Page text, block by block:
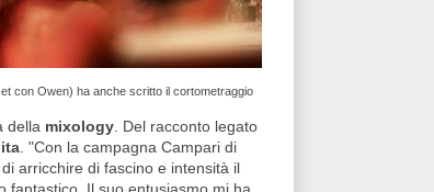
con Owen) ha anche scritto il cortometraggio
della mixology. Del racconto legato
. "Con la campagna Campari di
arricchire di fascino e intensità il